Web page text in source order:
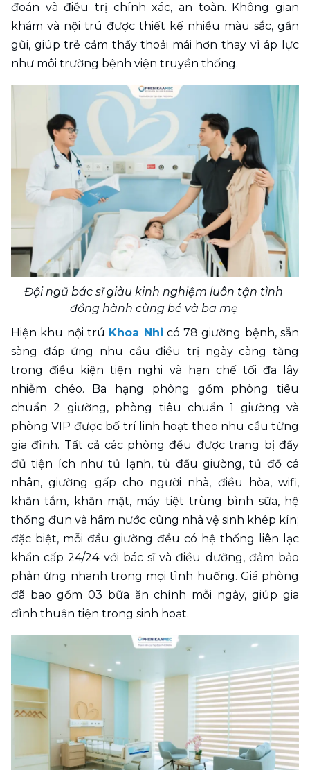
đoán và điều trị chính xác, an toàn. Không gian
khám và nội trú được thiết kế nhiều màu sắc, gần
gũi, giúp trẻ cảm thấy thoải mái hơn thay vì áp lực
như môi trường bệnh viện truyền thống.
Đội ngũ bác sĩ giàu kinh nghiệm luôn tận tình
đồng hành cùng bé và ba mẹ
Hiện khu nội trú Khoa Nhi có 78 giường bệnh, sẵn
sàng đáp ứng nhu cầu điều trị ngày càng tăng
trong điều kiện tiện nghi và hạn chế tối đa lây
nhiễm chéo. Ba hạng phòng gồm phòng tiêu
chuẩn 2 giường, phòng tiêu chuẩn 1 giường và
phòng VIP được bố trí linh hoạt theo nhu cầu từng
gia đình. Tất cả các phòng đều được trang bị đầy
đủ tiện ích như tủ lạnh, tủ đầu giường, tủ đồ cá
nhân, giường gấp cho người nhà, điều hòa, wifi,
khăn tắm, khăn mặt, máy tiệt trùng bình sữa, hệ
thống đun và hâm nước cùng nhà vệ sinh khép kín;
đặc biệt, mỗi đầu giường đều có hệ thống liên lạc
khẩn cấp 24/24 với bác sĩ và điều dưỡng, đảm bảo
phản ứng nhanh trong mọi tình huống. Giá phòng
đã bao gồm 03 bữa ăn chính mỗi ngày, giúp gia
đình thuận tiện trong sinh hoạt.